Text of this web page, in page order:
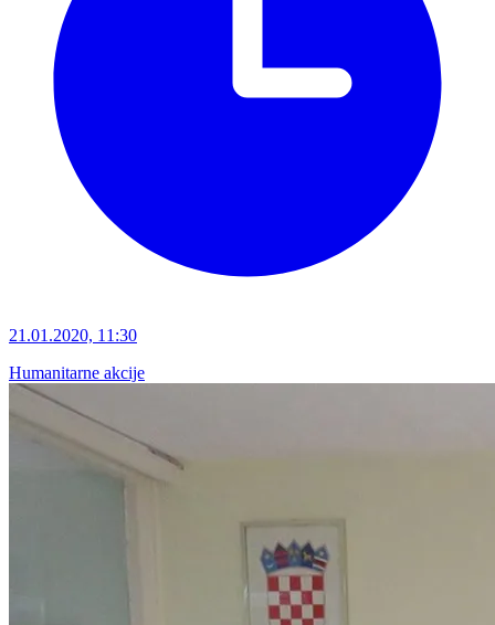
21.01.2020, 11:30
Humanitarne akcije